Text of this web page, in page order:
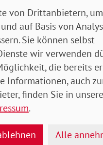
Nordic CAMPUS
Pinguins bei
im Fanshop, beim
im 3.
Fischtown-
unterstützen durfte.
einmal mehr, dass
ist“, freut sich
von Drittanbietern,
auf Basis von
Sie können selbst
wir verwenden
die bereits
Informationen, auch
finden Sie in
.
Alle